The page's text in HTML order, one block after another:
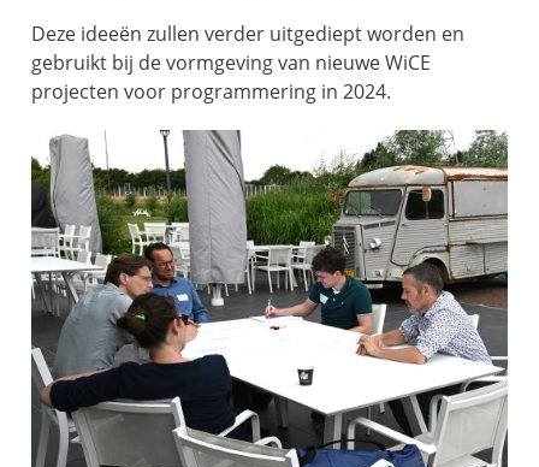
Deze ideeën zullen verder uitgediept worden en
gebruikt bij de vormgeving van nieuwe WiCE
projecten voor programmering in 2024.